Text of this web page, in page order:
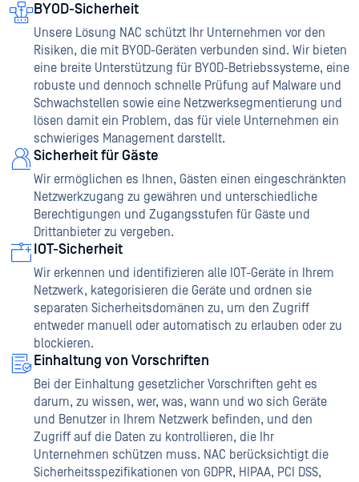
BYOD-Sicherheit
Unsere Lösung NAC schützt Ihr Unternehmen vor den
Risiken, die mit BYOD-Geräten verbunden sind. Wir bieten
eine breite Unterstützung für BYOD-Betriebssysteme, eine
robuste und dennoch schnelle Prüfung auf Malware und
Schwachstellen sowie eine Netzwerksegmentierung und
lösen damit ein Problem, das für viele Unternehmen ein
schwieriges Management darstellt.
Sicherheit für Gäste
Wir ermöglichen es Ihnen, Gästen einen eingeschränkten
Netzwerkzugang zu gewähren und unterschiedliche
Berechtigungen und Zugangsstufen für Gäste und
Drittanbieter zu vergeben.
IOT-Sicherheit
Wir erkennen und identifizieren alle IOT-Geräte in Ihrem
Netzwerk, kategorisieren die Geräte und ordnen sie
separaten Sicherheitsdomänen zu, um den Zugriff
entweder manuell oder automatisch zu erlauben oder zu
blockieren.
Einhaltung von Vorschriften
Bei der Einhaltung gesetzlicher Vorschriften geht es
darum, zu wissen, wer, was, wann und wo sich Geräte
und Benutzer in Ihrem Netzwerk befinden, und den
Zugriff auf die Daten zu kontrollieren, die Ihr
Unternehmen schützen muss. NAC berücksichtigt die
Sicherheitsspezifikationen von GDPR, HIPAA, PCI DSS,